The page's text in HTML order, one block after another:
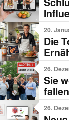
20.
Die
26.
Sie
26.